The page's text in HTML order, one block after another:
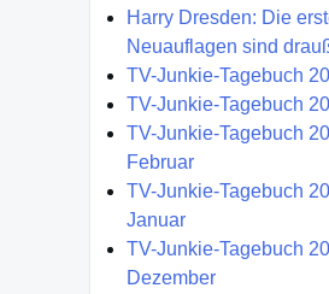
Harry Dresden: Die
Neuauflagen sind
TV-Junkie-Tagebuch
TV-Junkie-Tagebuch
TV-Junkie-Tagebuch
Februar
TV-Junkie-Tagebuch
Januar
TV-Junkie-Tagebuch
Dezember